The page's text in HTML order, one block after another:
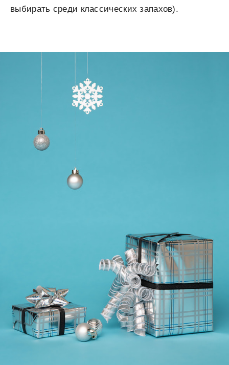
выбирать среди классических запахов).